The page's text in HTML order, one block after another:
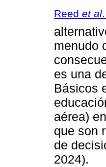
Reed et al
menudo
es una
Básicos
aérea)
que son
de
2024).